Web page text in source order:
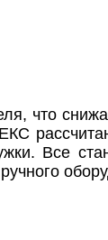
что
Все